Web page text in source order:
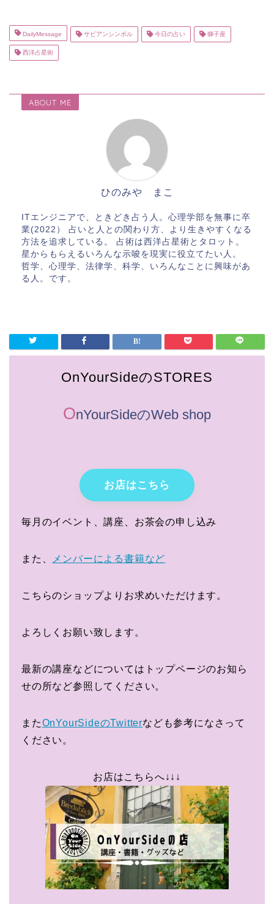
DailyMessage サビアンシンボル 今日の占い 獅子座
西洋占星術
ABOUT ME
ひのみや まこ
ITエンジニアで、ときどき占う人。心理学部を無事に卒
業(2022） 占いと人との関わり方、より生きやすくなる
方法を追求している。 占術は西洋占星術とタロット。
星からもらえるいろんな示唆を現実に役立てたい人。
哲学、心理学、法律学、科学、いろんなことに興味があ
る人。です。
OnYourSideのSTORES
OnYourSideのWeb shop
お店はこちら
毎月のイベント、講座、お茶会の申し込み
また、 メンバーによる書籍など
こちらのショップよりお求めいただけます。
よろしくお願い致します。
最新の講座などについてはトップページのお知ら
せの所など参照してください。
またOnYourSideのTwitterなども参考になさって
ください。
お店はこちらへ↓↓↓